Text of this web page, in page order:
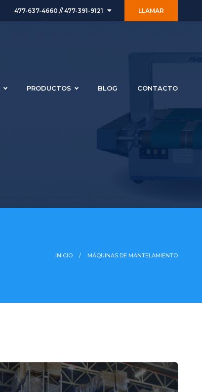
477-637-4660 // 477-391-9121 LLAMAR
PRODUCTOS BLOG CONTACTO
INICIO MÁQUINAS DE MANTELAMIENTO